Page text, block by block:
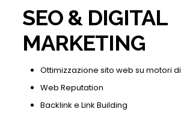
SEO & DIGITAL
MARKETING
Ottimizzazione sito web su motori
Web Reputation
Backlink e Link Building